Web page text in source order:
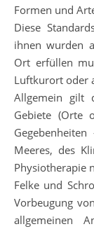
Formen und
Diese
ihnen wurden
Ort erfüllen
Luftkurort oder
Allgemein gilt
Gebiete (Orte
Meeres, des
Physiotherapie
Felke und
Vorbeugung
allgemeinen